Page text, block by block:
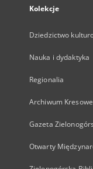
Kolekcje
Dziedzictwo
Nauka i dydaktyka
Regionalia
Archiwum Kresowe
Gazeta
Otwarty